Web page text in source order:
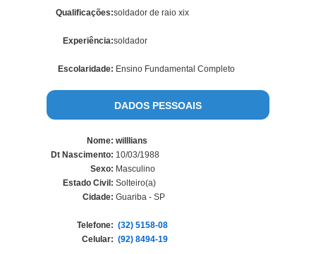
Qualificações:soldador de raio xix
Experiência:soldador
Escolaridade: Ensino Fundamental Completo
DADOS PESSOAIS
Nome: willlians
Dt Nascimento: 10/03/1988
Sexo: Masculino
Estado Civil: Solteiro(a)
Cidade: Guariba - SP
Telefone: (32) 5158-08
Celular: (92) 8494-19